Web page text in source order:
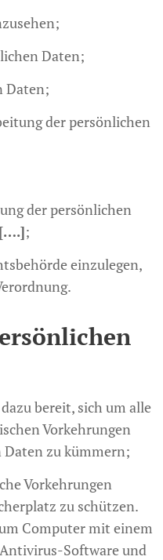
Daten;
Daten;
der persönlichen
der persönlichen
[….];
einzulegen,
bereit, sich um alle
Vorkehrungen
Daten zu kümmern;
Vorkehrungen
zu schützen.
Computer mit einem
Software und